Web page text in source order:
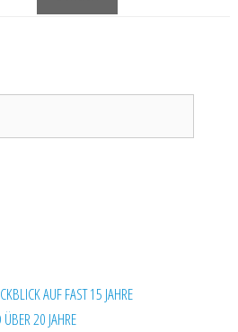
AUF FAST 15 JAHRE
20 JAHRE